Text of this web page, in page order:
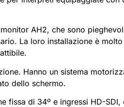
AH2, che sono
La loro installazione è molto
Hanno un sistema
dello schermo.
fissa di 34º e ingressi HD-SDI,